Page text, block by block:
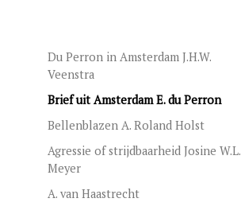
Du Perron in Amsterdam J.H.W.
Veenstra
Brief uit Amsterdam E. du Perron
Bellenblazen A. Roland Holst
Agressie of strijdbaarheid Josine W.L.
Meyer
A. van Haastrecht